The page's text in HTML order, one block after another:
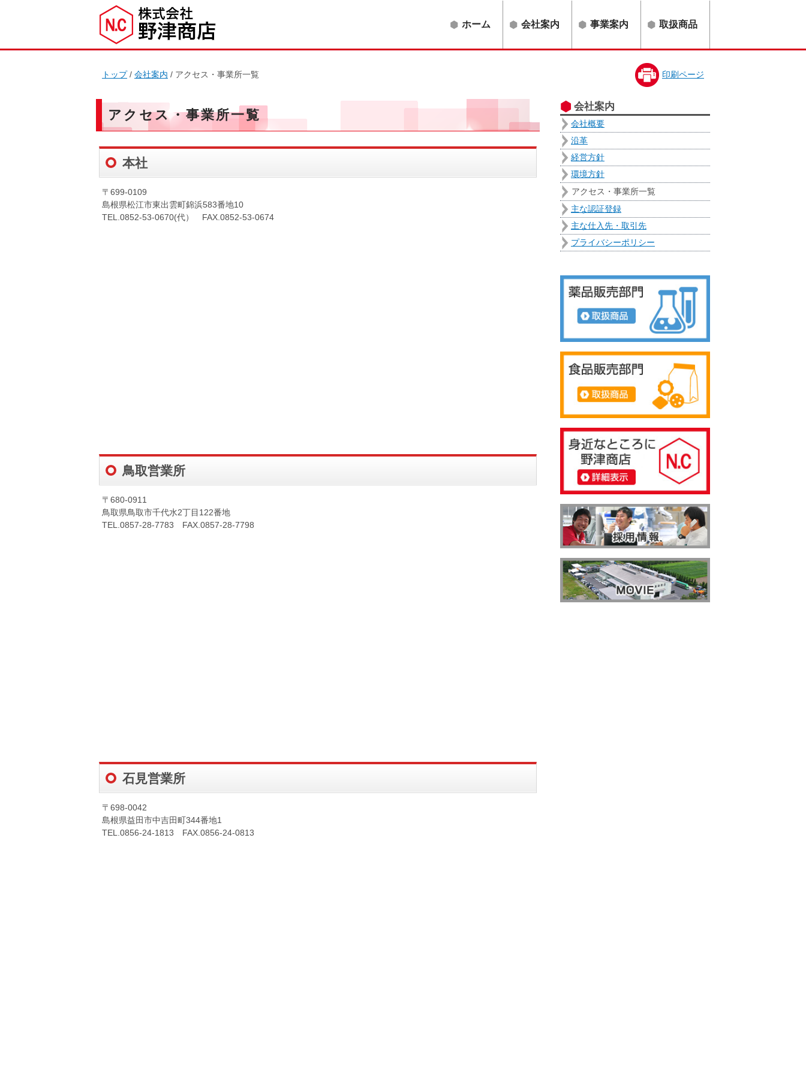
ホーム 会社案内 事業案内 取扱商品
現
位
置：
トップ/ 会社案内 / アクセス・事業所一覧 印刷ページ
アクセス・事業所一覧
本社
〒699-0109
島根県松江市東出雲町錦浜583番地10
TEL.0852-53-0670(代） FAX.0852-53-0674
鳥取営業所
〒680-0911
鳥取県鳥取市千代水2丁目122番地
TEL.0857-28-7783 FAX.0857-28-7798
石見営業所
〒698-0042
島根県益田市中吉田町344番地1
TEL.0856-24-1813 FAX.0856-24-0813
会社案内
会社概要
沿革
経営方針
環境方針
アクセス・事業所一覧
主な認証登録
主な仕入先・取引先
プライバシーポリシー